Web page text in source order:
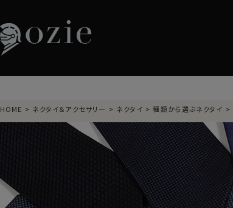
HOME ネクタイ＆アクセサリー ネクタイ 種類から選ぶネクタイ